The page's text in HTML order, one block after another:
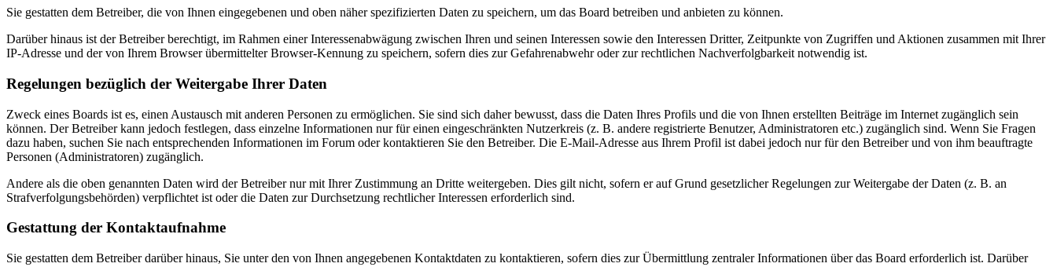
Sie gestatten dem Betreiber, die von Ihnen eingegebenen und oben näher spezifizierten Daten zu speichern, um das Board betreiben und anbieten zu können.
Darüber hinaus ist der Betreiber berechtigt, im Rahmen einer Interessenabwägung zwischen Ihren und seinen Interessen sowie den Interessen Dritter, Zeitpunkte von Zugriffen und Aktionen zusammen mit Ihrer
IP-Adresse und der von Ihrem Browser übermittelter Browser-Kennung zu speichern, sofern dies zur Gefahrenabwehr oder zur rechtlichen Nachverfolgbarkeit notwendig ist.
Regelungen bezüglich der Weitergabe Ihrer Daten
Zweck eines Boards ist es, einen Austausch mit anderen Personen zu ermöglichen. Sie sind sich daher bewusst, dass die Daten Ihres Profils und die von Ihnen erstellten Beiträge im Internet zugänglich sein
können. Der Betreiber kann jedoch festlegen, dass einzelne Informationen nur für einen eingeschränkten Nutzerkreis (z. B. andere registrierte Benutzer, Administratoren etc.) zugänglich sind. Wenn Sie Fragen
dazu haben, suchen Sie nach entsprechenden Informationen im Forum oder kontaktieren Sie den Betreiber. Die E-Mail-Adresse aus Ihrem Profil ist dabei jedoch nur für den Betreiber und von ihm beauftragte
Personen (Administratoren) zugänglich.
Andere als die oben genannten Daten wird der Betreiber nur mit Ihrer Zustimmung an Dritte weitergeben. Dies gilt nicht, sofern er auf Grund gesetzlicher Regelungen zur Weitergabe der Daten (z. B. an
Strafverfolgungsbehörden) verpflichtet ist oder die Daten zur Durchsetzung rechtlicher Interessen erforderlich sind.
Gestattung der Kontaktaufnahme
Sie gestatten dem Betreiber darüber hinaus, Sie unter den von Ihnen angegebenen Kontaktdaten zu kontaktieren, sofern dies zur Übermittlung zentraler Informationen über das Board erforderlich ist. Darüber